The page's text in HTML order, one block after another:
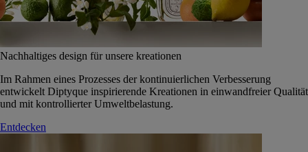
Nachhaltiges design für unsere kreationen
Im Rahmen eines Prozesses der kontinuierlichen Verbesserung
entwickelt Diptyque inspirierende Kreationen in einwandfreier Qualität
und mit kontrollierter Umweltbelastung.
Entdecken